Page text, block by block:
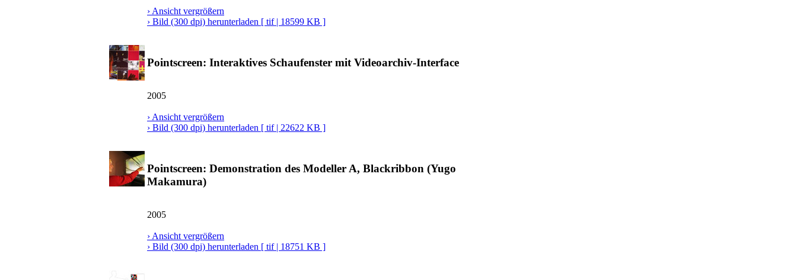
› Ansicht vergrößern
› Bild (300 dpi) herunterladen [ tif | 18599 KB ]
Pointscreen: Interaktives Schaufenster mit Videoarchiv-Interface
2005
› Ansicht vergrößern
› Bild (300 dpi) herunterladen [ tif | 22622 KB ]
Pointscreen: Demonstration des Modeller A, Blackribbon (Yugo
Makamura)
2005
› Ansicht vergrößern
› Bild (300 dpi) herunterladen [ tif | 18751 KB ]